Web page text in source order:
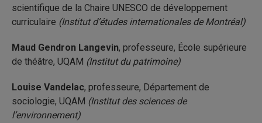
scientifique de la Chaire UNESCO de développement
curriculaire (Institut d’études internationales de Montréal)
Maud Gendron Langevin, professeure, École supérieure
de théâtre, UQAM (Institut du patrimoine)
Louise Vandelac, professeure, Département de
sociologie, UQAM (Institut des sciences de
l’environnement)